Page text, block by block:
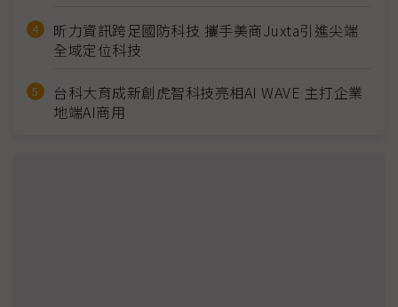
昕力資訊跨足國防科技 攜手美商Juxta引進尖端
全域定位科技
台科大育成新創虎智科技亮相AI WAVE 主打企業
地端AI商用